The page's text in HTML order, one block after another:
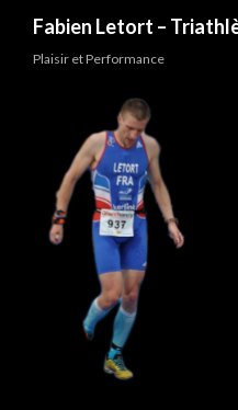
Fabien Letort –
Plaisir et Performance